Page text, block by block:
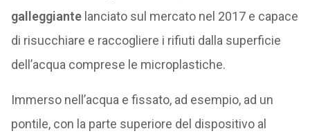
galleggiantelanciato sul mercato nel 2017 e capace
di risucchiare e raccogliere i rifiuti dalla superficie
dell’acqua comprese le microplastiche.
Immerso nell’acqua e fissato, ad esempio, ad un
pontile, con la parte superiore del dispositivo al